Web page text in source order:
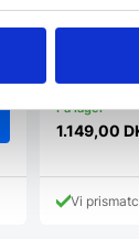
Vores
er fremstillet
1.149,00
Vi